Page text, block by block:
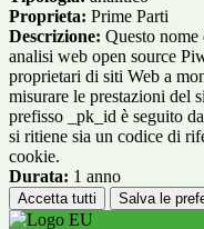
Proprieta: Prime Parti
Descrizione: Questo nome
analisi web open source
proprietari di siti Web a
misurare le prestazioni del
prefisso _pk_id è seguito
si ritiene sia un codice di
cookie.
Durata: 1 anno
Accetta tutti Salva le